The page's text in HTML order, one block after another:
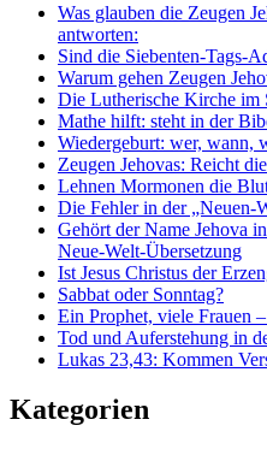
Was glauben die Zeugen
antworten:
Sind die Siebenten-Tags-
Warum gehen Zeugen
Die Lutherische Kirche im
Mathe hilft: steht in der
Wiedergeburt: wer, wann,
Zeugen Jehovas: Reicht
Lehnen Mormonen die
Die Fehler in der „Neuen-
Gehört der Name Jehova
Neue-Welt-Übersetzung
Ist Jesus Christus der
Sabbat oder Sonntag?
Ein Prophet, viele Frauen
Tod und Auferstehung in
Lukas 23,43: Kommen
Kategorien